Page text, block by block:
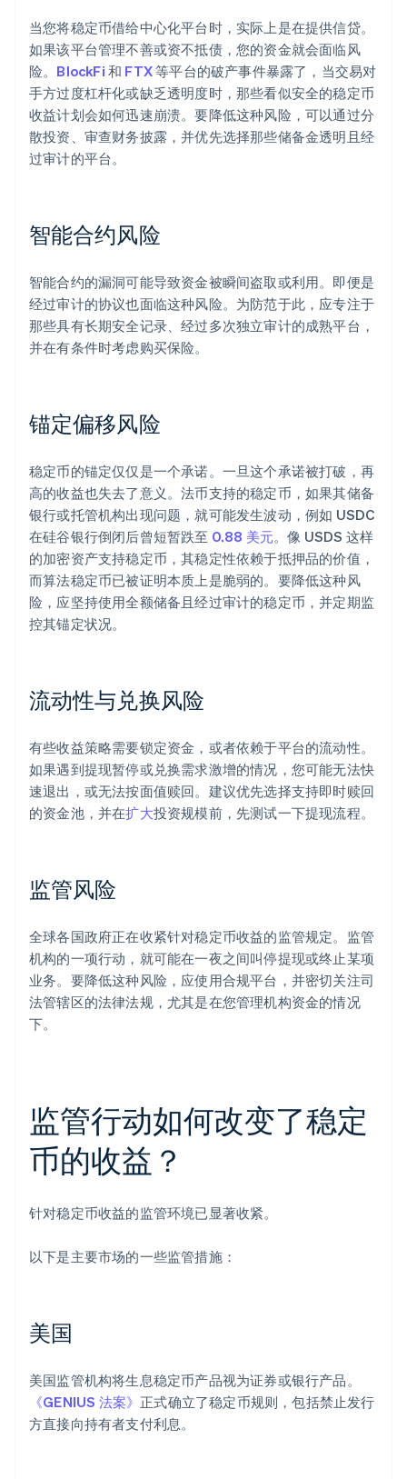
当您将稳定币借给中心化平台时，实际上是在提供信贷。
如果该平台管理不善或资不抵债，您的资金就会面临风
险。 BlockFi 和 FTX等平台的破产事件暴露了，当交易对
手方过度杠杆化或缺乏透明度时，那些看似安全的稳定币
收益计划会如何迅速崩溃。要降低这种风险，可以通过分
散投资、审查财务披露，并优先选择那些储备金透明且经
过审计的平台。
智能合约风险
智能合约的漏洞可能导致资金被瞬间盗取或利用。即便是
经过审计的协议也面临这种风险。为防范于此，应专注于
那些具有长期安全记录、经过多次独立审计的成熟平台，
并在有条件时考虑购买保险。
锚定偏移风险
稳定币的锚定仅仅是一个承诺。一旦这个承诺被打破，再
高的收益也失去了意义。法币支持的稳定币，如果其储备
银行或托管机构出现问题，就可能发生波动，例如 USDC
在硅谷银行倒闭后曾短暂跌至 0.88 美元。像 USDS 这样
的加密资产支持稳定币，其稳定性依赖于抵押品的价值，
而算法稳定币已被证明本质上是脆弱的。要降低这种风
险，应坚持使用全额储备且经过审计的稳定币，并定期监
控其锚定状况。
流动性与兑换风险
有些收益策略需要锁定资金，或者依赖于平台的流动性。
如果遇到提现暂停或兑换需求激增的情况，您可能无法快
速退出，或无法按面值赎回。建议优先选择支持即时赎回
的资金池，并在扩大投资规模前，先测试一下提现流程。
监管风险
全球各国政府正在收紧针对稳定币收益的监管规定。监管
机构的一项行动，就可能在一夜之间叫停提现或终止某项
业务。要降低这种风险，应使用合规平台，并密切关注司
法管辖区的法律法规，尤其是在您管理机构资金的情况
下。
监管行动如何改变了稳定
币的收益？
针对稳定币收益的监管环境已显著收紧。
以下是主要市场的一些监管措施：
美国
美国监管机构将生息稳定币产品视为证券或银行产品。
《GENIUS 法案》 正式确立了稳定币规则，包括禁止发行
方直接向持有者支付利息。